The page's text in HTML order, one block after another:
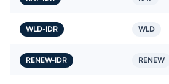
WLD-IDR WLD
RENEW-IDR RENEW